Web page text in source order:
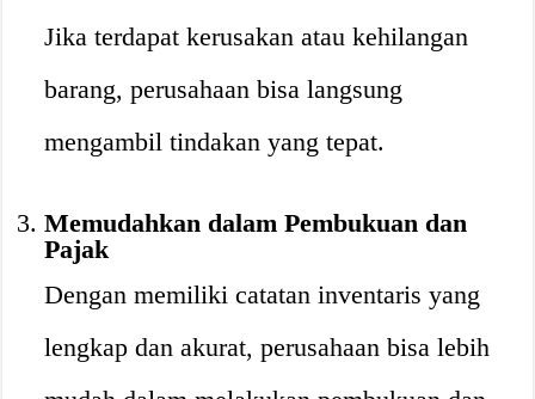
Jika terdapat kerusakan atau kehilangan
barang, perusahaan bisa langsung
mengambil tindakan yang tepat.
Memudahkan dalam Pembukuan dan
Pajak
Dengan memiliki catatan inventaris yang
lengkap dan akurat, perusahaan bisa lebih